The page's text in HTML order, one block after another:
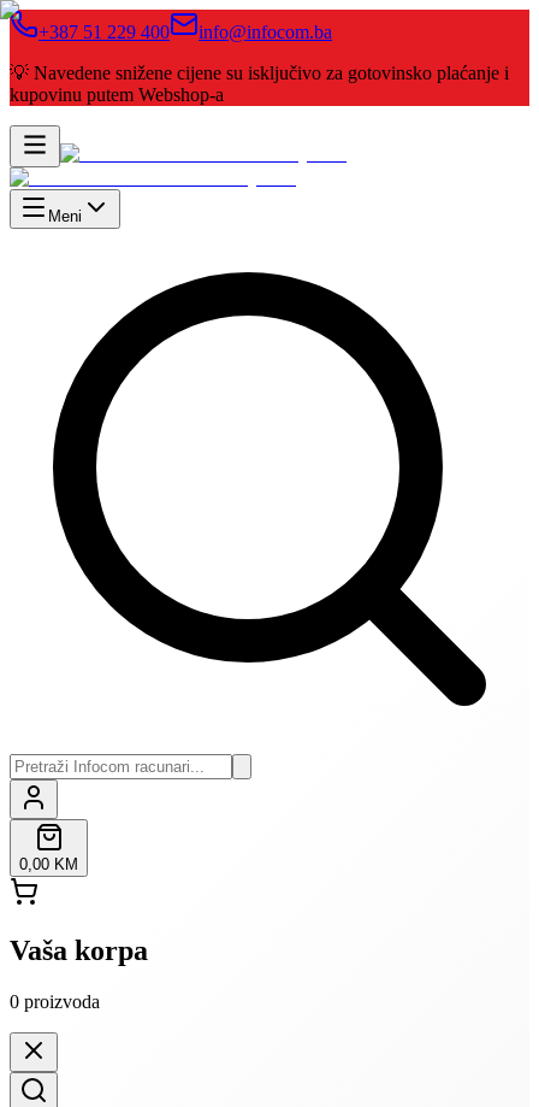
+387 51 229 400
info@infocom.ba
💡 Navedene snižene cijene su isključivo za gotovinsko plaćanje i
kupovinu putem Webshop-a
Meni
0,00 KM
Vaša korpa
0 proizvoda